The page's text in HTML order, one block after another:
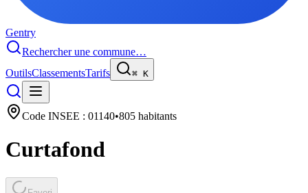
Gentry
Rechercher une commune…
OutilsClassementsTarifs ⌘ K
Code INSEE : 01140•805 habitants
Curtafond